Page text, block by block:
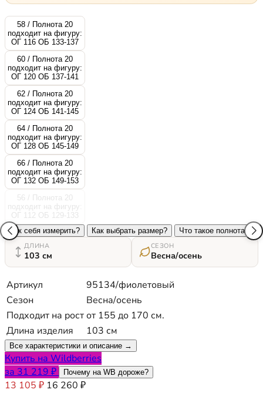
58 / Полнота 20
подходит на фигуру:
ОГ 116 ОБ 133-137
60 / Полнота 20
подходит на фигуру:
ОГ 120 ОБ 137-141
62 / Полнота 20
подходит на фигуру:
ОГ 124 ОБ 141-145
64 / Полнота 20
подходит на фигуру:
ОГ 128 ОБ 145-149
66 / Полнота 20
подходит на фигуру:
ОГ 132 ОБ 149-153
56 / Полнота 20
подходит на фигуру:
ОГ 112 ОБ 129-133
Как себя измерить?
Как выбрать размер?
Что такое полнота?
ДЛИНА
103 см
СЕЗОН
Весна/осень
Артикул
95134/фиолетовый
Сезон
Весна/осень
Подходит на ростот 155 до 170 см.
Длина изделия
103 см
Все характеристики и описание →
Купить на Wildberries
за 31 219 ₽
Почему на WB дороже?
13 105 ₽ 16 260 ₽